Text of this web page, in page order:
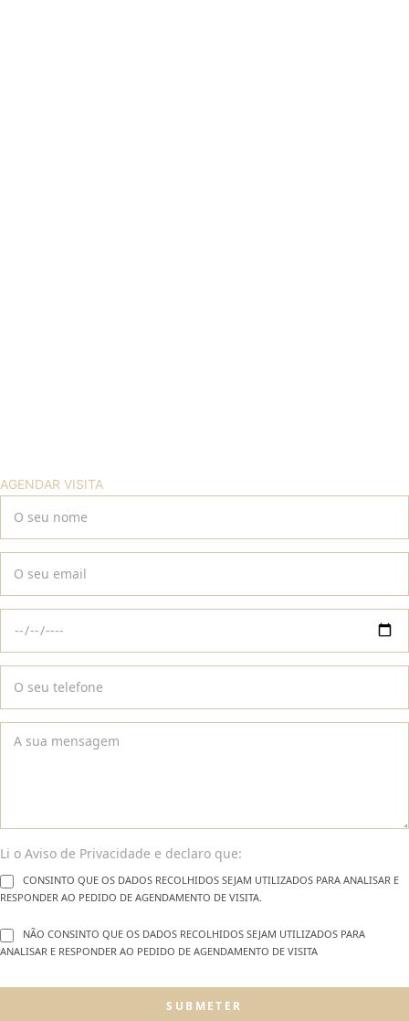
AGENDAR VISITA
Li o Aviso de Privacidade e declaro que:
CONSINTO QUE OS DADOS RECOLHIDOS SEJAM UTILIZADOS PARA ANALISAR E
RESPONDER AO PEDIDO DE AGENDAMENTO DE VISITA.
NÃO CONSINTO QUE OS DADOS RECOLHIDOS SEJAM UTILIZADOS PARA
ANALISAR E RESPONDER AO PEDIDO DE AGENDAMENTO DE VISITA